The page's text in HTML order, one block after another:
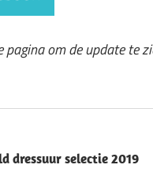
pagina om de update te
dressuur selectie 2019